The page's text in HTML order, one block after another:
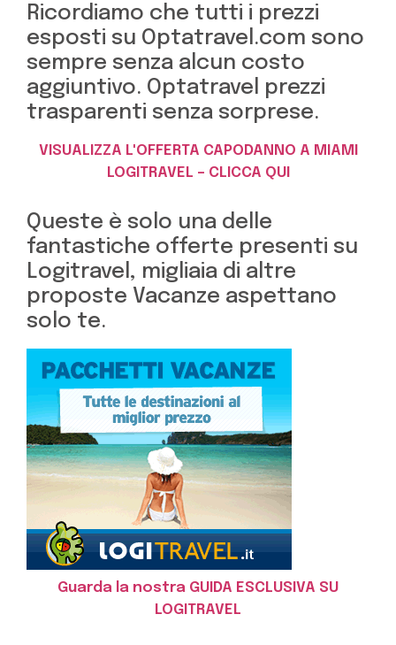
Ricordiamo che tutti i prezzi
esposti su Optatravel.com sono
sempre senza alcun costo
aggiuntivo. Optatravel prezzi
trasparenti senza sorprese.
VISUALIZZA L'OFFERTA CAPODANNO A MIAMI
LOGITRAVEL – CLICCA QUI
Queste è solo una delle
fantastiche offerte presenti su
Logitravel, migliaia di altre
proposte Vacanze aspettano
solo te.
Guarda la nostra GUIDA ESCLUSIVA SU
LOGITRAVEL